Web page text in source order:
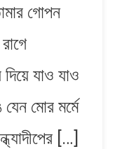
গোপন
যাও যাও
মোর মর্মে
[…]